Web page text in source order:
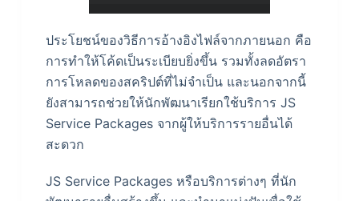
ประโยชน์ของวิธีการอ้างอิงไฟล์จากภายนอก คือ
การทำให้โค้ดเป็นระเบียบยิ่งขึ้น รวมทั้งลดอัตรา
การโหลดของสคริปต์ที่ไม่จำเป็น และนอกจากนี้
ยังสามารถช่วยให้นักพัฒนาเรียกใช้บริการ JS
Service Packages จากผู้ให้บริการรายอื่นได้
สะดวก
JS Service Packages หรือบริการต่างๆ ที่นัก